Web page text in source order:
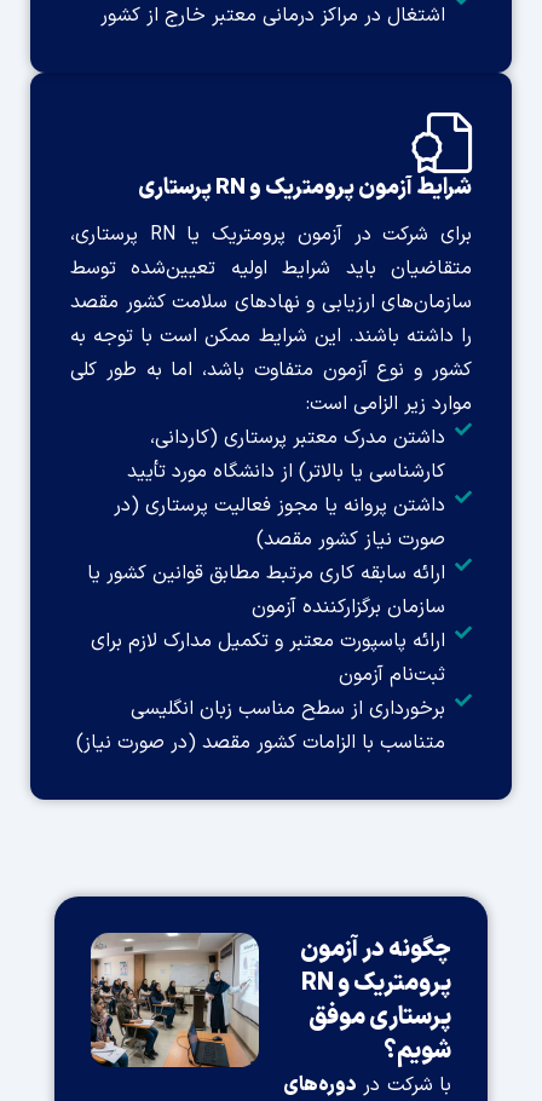
شرایط آزمون پرومتریک و RN پرستاری
برای شرکت در آزمون پرومتریک یا RN پرستاری،
متقاضیان باید شرایط اولیه تعیین‌شده توسط
سازمان‌های ارزیابی و نهادهای سلامت کشور مقصد
را داشته باشند. این شرایط ممکن است با توجه به
کشور و نوع آزمون متفاوت باشد، اما به طور کلی
موارد زیر الزامی است:
داشتن مدرک معتبر پرستاری (کاردانی،
کارشناسی یا بالاتر) از دانشگاه مورد تأیید
داشتن پروانه یا مجوز فعالیت پرستاری (در
صورت نیاز کشور مقصد)
ارائه سابقه کاری مرتبط مطابق قوانین کشور یا
سازمان برگزارکننده آزمون
ارائه پاسپورت معتبر و تکمیل مدارک لازم برای
ثبت‌نام آزمون
برخورداری از سطح مناسب زبان انگلیسی
متناسب با الزامات کشور مقصد (در صورت نیاز)
اشتغال در مراکز درمانی معتبر خارج از کشور
چگونه در آزمون
پرومتریک و RN
پرستاری موفق
شویم؟
با شرکت دردوره‌های